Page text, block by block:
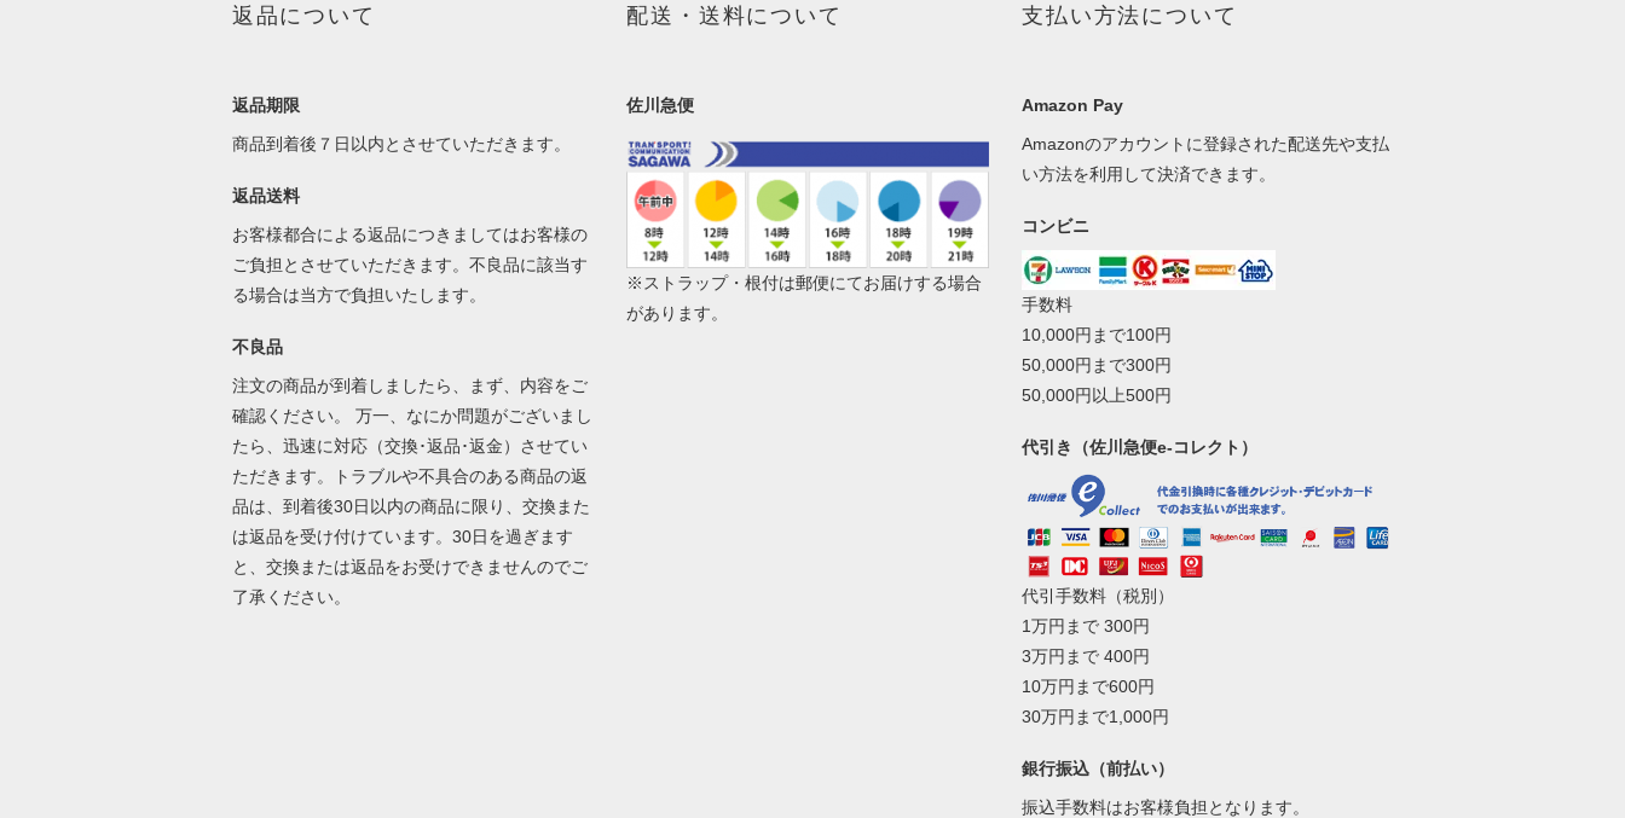
返品について
返品期限
商品到着後７日以内とさせていただきます。
返品送料
お客様都合による返品につきましてはお客様の
ご負担とさせていただきます。不良品に該当す
る場合は当方で負担いたします。
不良品
注文の商品が到着しましたら、まず、内容をご
確認ください。 万一、なにか問題がございまし
たら、迅速に対応（交換･返品･返金）させてい
ただきます。トラブルや不具合のある商品の返
品は、到着後30日以内の商品に限り、交換また
は返品を受け付けています。30日を過ぎます
と、交換または返品をお受けできませんのでご
了承ください。
配送・送料について
佐川急便
※ストラップ・根付は郵便にてお届けする場合
があります。
支払い方法について
Amazon Pay
Amazonのアカウントに登録された配送先や支払
い方法を利用して決済できます。
コンビニ
手数料
10,000円まで100円
50,000円まで300円
50,000円以上500円
代引き（佐川急便e-コレクト）
代引手数料（税別）
1万円まで 300円
3万円まで 400円
10万円まで600円
30万円まで1,000円
銀行振込（前払い）
振込手数料はお客様負担となります。